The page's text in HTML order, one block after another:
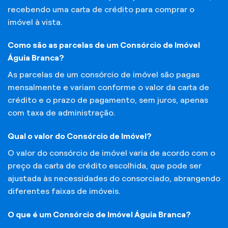
recebendo uma carta de crédito para comprar o
imóvel à vista.
Como são as parcelas de um Consórcio de Imóvel
Águia Branca?
As parcelas de um consórcio de imóvel são pagas
mensalmente e variam conforme o valor da carta de
crédito e o prazo de pagamento, sem juros, apenas
com taxa de administração.
Qual o valor do Consórcio de Imóvel?
O valor do consórcio de imóvel varia de acordo com o
preço da carta de crédito escolhida, que pode ser
ajustada às necessidades do consorciado, abrangendo
diferentes faixas de imóveis.
O que é um Consórcio de Imóvel Águia Branca?